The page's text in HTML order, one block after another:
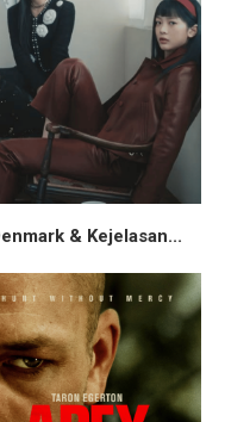
& Kejelasan...